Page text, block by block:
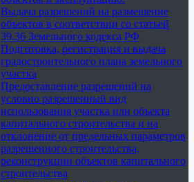
Выдача разрешений на размещение
объектов в соответствии со статьей
39.36 Земельного кодекса РФ
Подготовка, регистрация и выдача
градостроительного плана земельного
участка
Предоставление разрешений на
условно разрешенный вид
использования участка или объекта
капитального строительства и на
отклонение от предельных параметров
разрешенного строительства,
реконструкции объектов капитального
строительства